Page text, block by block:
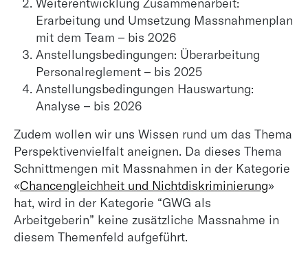
Weiterentwicklung Zusammenarbeit:
Erarbeitung und Umsetzung Massnahmenplan
mit dem Team – bis 2026
Anstellungsbedingungen: Überarbeitung
Personalreglement – bis 2025
Anstellungsbedingungen Hauswartung:
Analyse – bis 2026
Zudem wollen wir uns Wissen rund um das Thema
Perspektivenvielfalt aneignen. Da dieses Thema
Schnittmengen mit Massnahmen in der Kategorie
«Chancengleichheit und Nichtdiskriminierung»
hat, wird in der Kategorie “GWG als
Arbeitgeberin” keine zusätzliche Massnahme in
diesem Themenfeld aufgeführt.